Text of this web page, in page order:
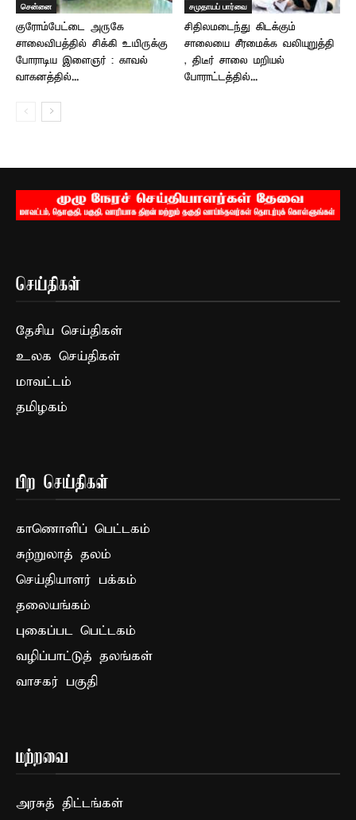
சென்னை
குரோம்பேட்டை அருகே
சாலைவிபத்தில் சிக்கி உயிருக்கு
போராடிய இளைஞர் : காவல்
வாகனத்தில்...
சமுதாயப் பார்வை
சிதிலமடைந்து கிடக்கும்
சாலையை சீரமைக்க வலியுறுத்தி
, திடீர் சாலை மறியல்
போராட்டத்தில்...
செய்திகள்
தேசிய செய்திகள்
உலக செய்திகள்
மாவட்டம்
தமிழகம்
பிற செய்திகள்
காணொளிப் பெட்டகம்
சுற்றுலாத் தலம்
செய்தியாளர் பக்கம்
தலையங்கம்
புகைப்பட பெட்டகம்
வழிப்பாட்டுத் தலங்கள்
வாசகர் பகுதி
மற்றவை
அரசுத் திட்டங்கள்